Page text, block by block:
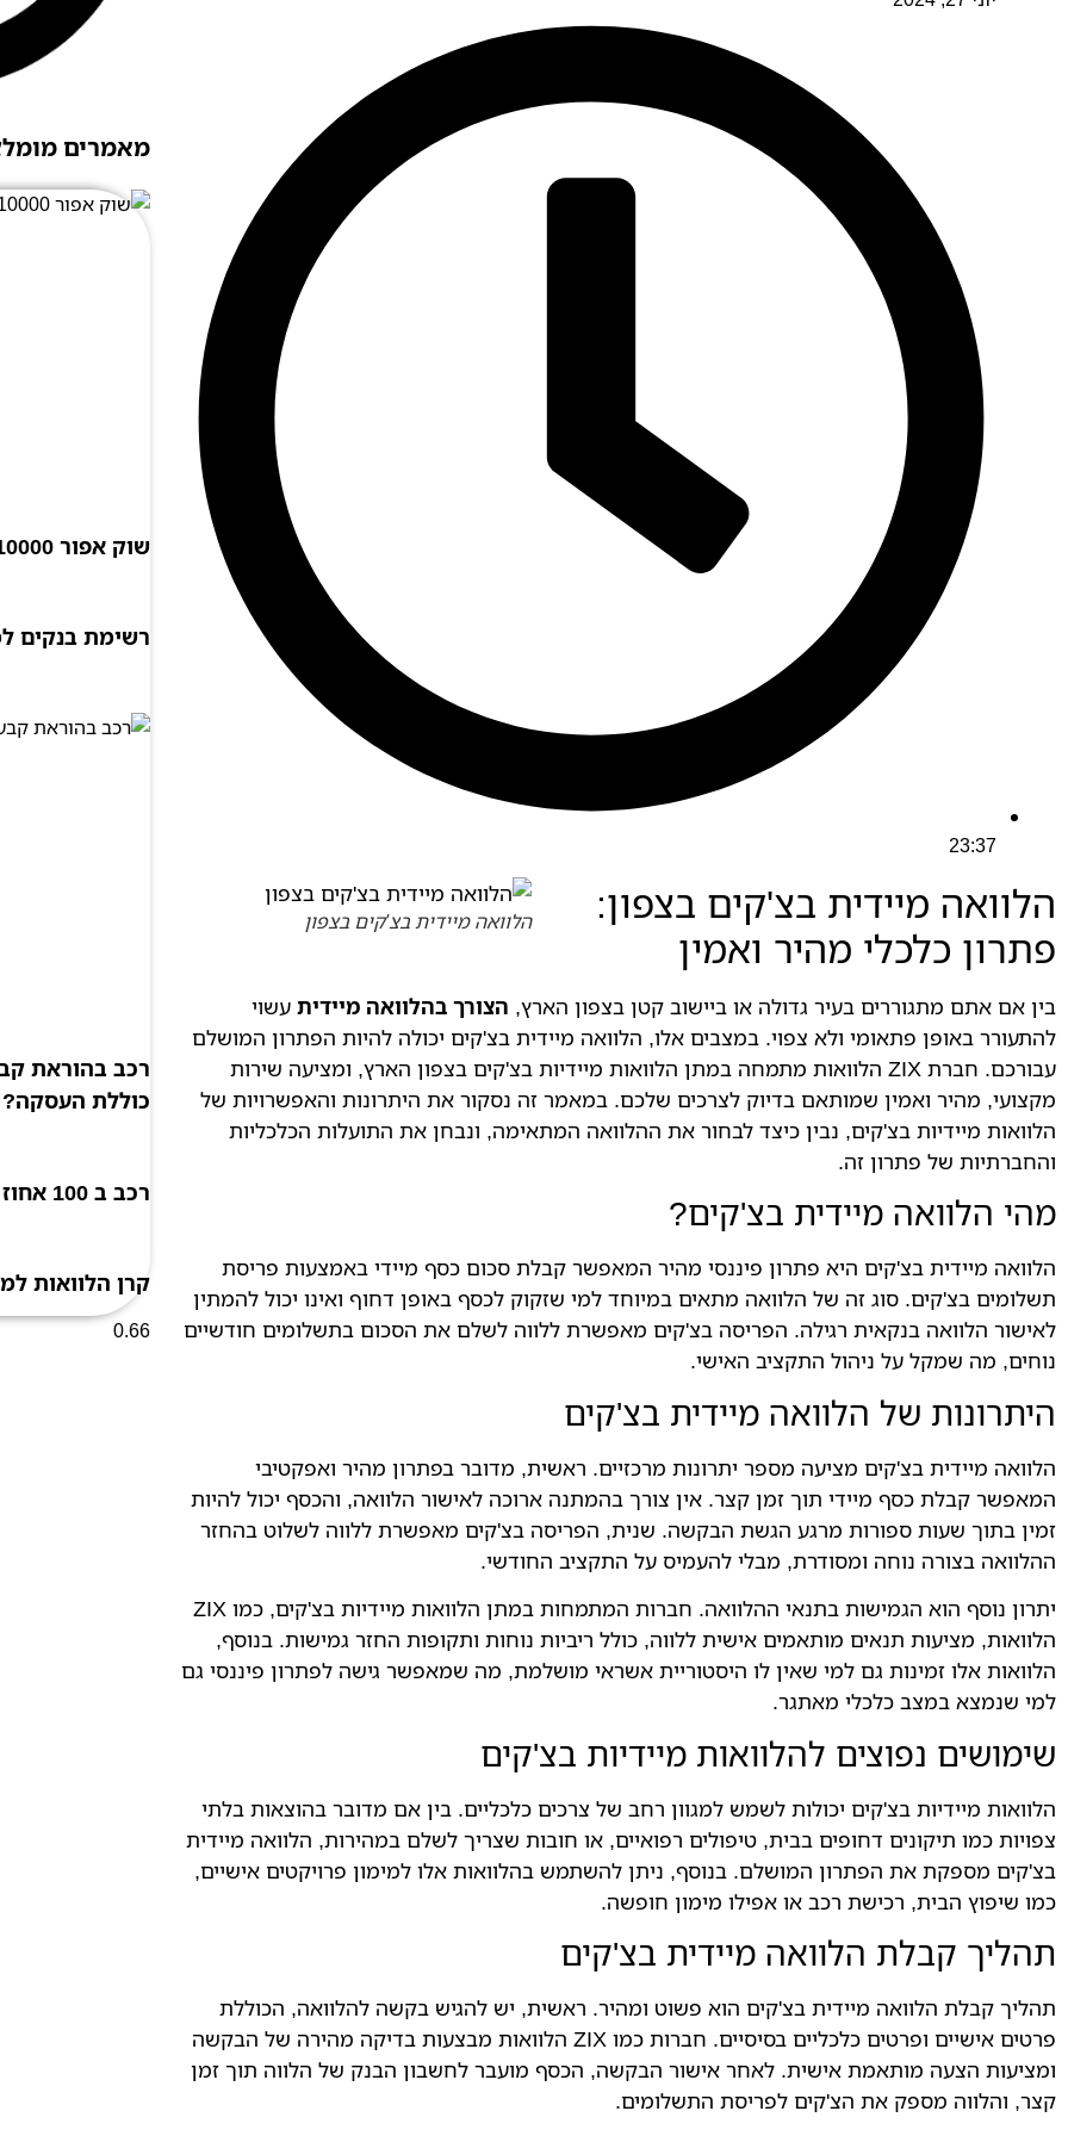
23:37
הלוואה מיידית בצ'קים בצפון
הלוואה מיידית בצ'קים בצפון:
פתרון כלכלי מהיר ואמין
בין אם אתם מתגוררים בעיר גדולה או ביישוב קטן בצפון הארץ, הצורך בהלוואה מיידית עשוי
להתעורר באופן פתאומי ולא צפוי. במצבים אלו, הלוואה מיידית בצ'קים יכולה להיות הפתרון המושלם
עבורכם. חברת ZIX הלוואות מתמחה במתן הלוואות מיידיות בצ'קים בצפון הארץ, ומציעה שירות
מקצועי, מהיר ואמין שמותאם בדיוק לצרכים שלכם. במאמר זה נסקור את היתרונות והאפשרויות של
הלוואות מיידיות בצ'קים, נבין כיצד לבחור את ההלוואה המתאימה, ונבחן את התועלות הכלכליות
והחברתיות של פתרון זה.
מהי הלוואה מיידית בצ'קים?
הלוואה מיידית בצ'קים היא פתרון פיננסי מהיר המאפשר קבלת סכום כסף מיידי באמצעות פריסת
תשלומים בצ'קים. סוג זה של הלוואה מתאים במיוחד למי שזקוק לכסף באופן דחוף ואינו יכול להמתין
לאישור הלוואה בנקאית רגילה. הפריסה בצ'קים מאפשרת ללווה לשלם את הסכום בתשלומים חודשיים
נוחים, מה שמקל על ניהול התקציב האישי.
היתרונות של הלוואה מיידית בצ'קים
הלוואה מיידית בצ'קים מציעה מספר יתרונות מרכזיים. ראשית, מדובר בפתרון מהיר ואפקטיבי
המאפשר קבלת כסף מיידי תוך זמן קצר. אין צורך בהמתנה ארוכה לאישור הלוואה, והכסף יכול להיות
זמין בתוך שעות ספורות מרגע הגשת הבקשה. שנית, הפריסה בצ'קים מאפשרת ללווה לשלוט בהחזר
ההלוואה בצורה נוחה ומסודרת, מבלי להעמיס על התקציב החודשי.
יתרון נוסף הוא הגמישות בתנאי ההלוואה. חברות המתמחות במתן הלוואות מיידיות בצ'קים, כמו ZIX
הלוואות, מציעות תנאים מותאמים אישית ללווה, כולל ריביות נוחות ותקופות החזר גמישות. בנוסף,
הלוואות אלו זמינות גם למי שאין לו היסטוריית אשראי מושלמת, מה שמאפשר גישה לפתרון פיננסי גם
למי שנמצא במצב כלכלי מאתגר.
שימושים נפוצים להלוואות מיידיות בצ'קים
הלוואות מיידיות בצ'קים יכולות לשמש למגוון רחב של צרכים כלכליים. בין אם מדובר בהוצאות בלתי
צפויות כמו תיקונים דחופים בבית, טיפולים רפואיים, או חובות שצריך לשלם במהירות, הלוואה מיידית
בצ'קים מספקת את הפתרון המושלם. בנוסף, ניתן להשתמש בהלוואות אלו למימון פרויקטים אישיים,
כמו שיפוץ הבית, רכישת רכב או אפילו מימון חופשה.
תהליך קבלת הלוואה מיידית בצ'קים
תהליך קבלת הלוואה מיידית בצ'קים הוא פשוט ומהיר. ראשית, יש להגיש בקשה להלוואה, הכוללת
פרטים אישיים ופרטים כלכליים בסיסיים. חברות כמו ZIX הלוואות מבצעות בדיקה מהירה של הבקשה
ומציעות הצעה מותאמת אישית. לאחר אישור הבקשה, הכסף מועבר לחשבון הבנק של הלווה תוך זמן
קצר, והלווה מספק את הצ'קים לפריסת התשלומים.
מאמרים
שוק אפור 10000 שקל
רשימת בנקים
רכב בהוראת
כוללת העסקה?
רכב ב 100 אחוז מימון ללא מקדמה
קרן הלוואות